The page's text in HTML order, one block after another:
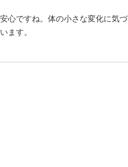
心ですね。体の小さな変化に気づ
ます。